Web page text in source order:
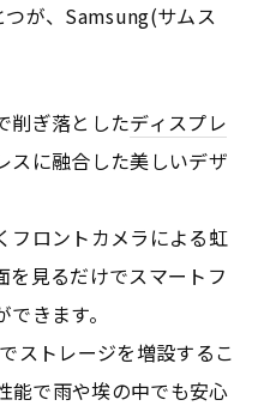
が、Samsung(サムス
削ぎ落としたディスプレ
スに融合した美しいデザ
フロントカメラによる虹
を見るだけでスマートフ
きます。
ストレージを増設するこ
能で雨や埃の中でも安心